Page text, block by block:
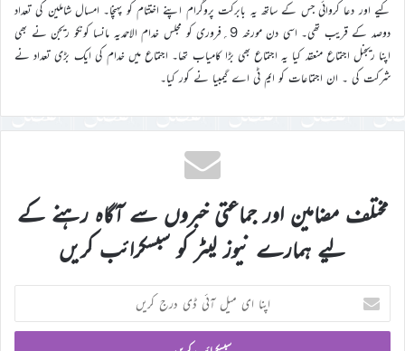
کیے اور دعا کروائی جس کے ساتھ یہ بابرکت پروگرام اپنے اختتام کو پہنچا۔ امسال شاملین کی تعداد
دوصد کے قریب تھی۔ اسی دن مورخہ 9؍فروری کو مجلس خدام الاحمدیہ مانسا کونکو ریجن نے بھی
اپنا ریجنل اجتماع منعقد کیا یہ اجتماع بھی بڑا کامیاب تھا۔ اجتماع میں خدام کی ایک بڑی تعداد نے
شرکت کی ۔ ان اجتماعات کو ایم ٹی اے گیمبیا نے کور کیا۔
مختلف مضامین اور جماعتی خبروں سے آگاہ رہنے کے
لیے ہمارے نیوز لیٹر کو سبسکرائب کریں
اپنا
ای
میل